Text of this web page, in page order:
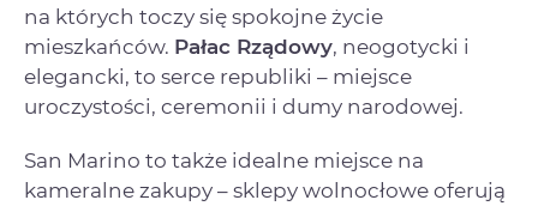
na których toczy się spokojne życie
mieszkańców. Pałac Rządowy, neogotycki i
elegancki, to serce republiki – miejsce
uroczystości, ceremonii i dumy narodowej.
San Marino to także idealne miejsce na
kameralne zakupy – sklepy wolnocłowe oferują